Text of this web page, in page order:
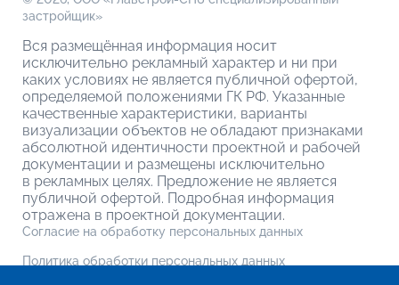
застройщик»
Вся размещённая информация носит
исключительно рекламный характер и ни при
каких условиях не является публичной офертой,
определяемой положениями ГК РФ. Указанные
качественные характеристики, варианты
визуализации объектов не обладают признаками
абсолютной идентичности проектной и рабочей
документации и размещены исключительно
в рекламных целях. Предложение не является
публичной офертой. Подробная информация
отражена в проектной документации.
Согласие на обработку персональных данных
Политика обработки персональных данных